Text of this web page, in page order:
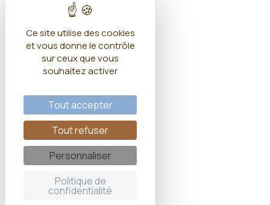
Ce site utilise des cookies
et vous donne le contrôle
sur ceux que vous
souhaitez activer
Tout accepter
Tout refuser
Personnaliser
Politique de
confidentialité